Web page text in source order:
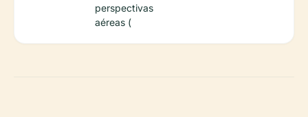
perspectivas
aéreas (